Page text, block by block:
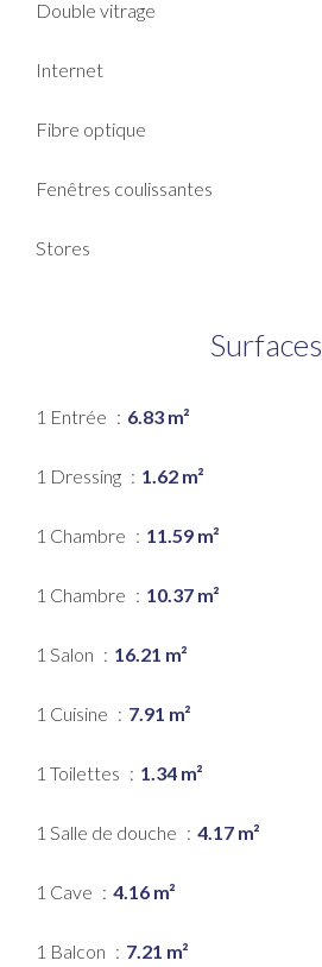
Double vitrage
Internet
Fibre optique
Fenêtres coulissantes
Stores
Surfaces
1 Entrée 6.83 m²
1 Dressing 1.62 m²
1 Chambre 11.59 m²
1 Chambre 10.37 m²
1 Salon 16.21 m²
1 Cuisine 7.91 m²
1 Toilettes 1.34 m²
1 Salle de douche 4.17 m²
1 Cave 4.16 m²
1 Balcon 7.21 m²